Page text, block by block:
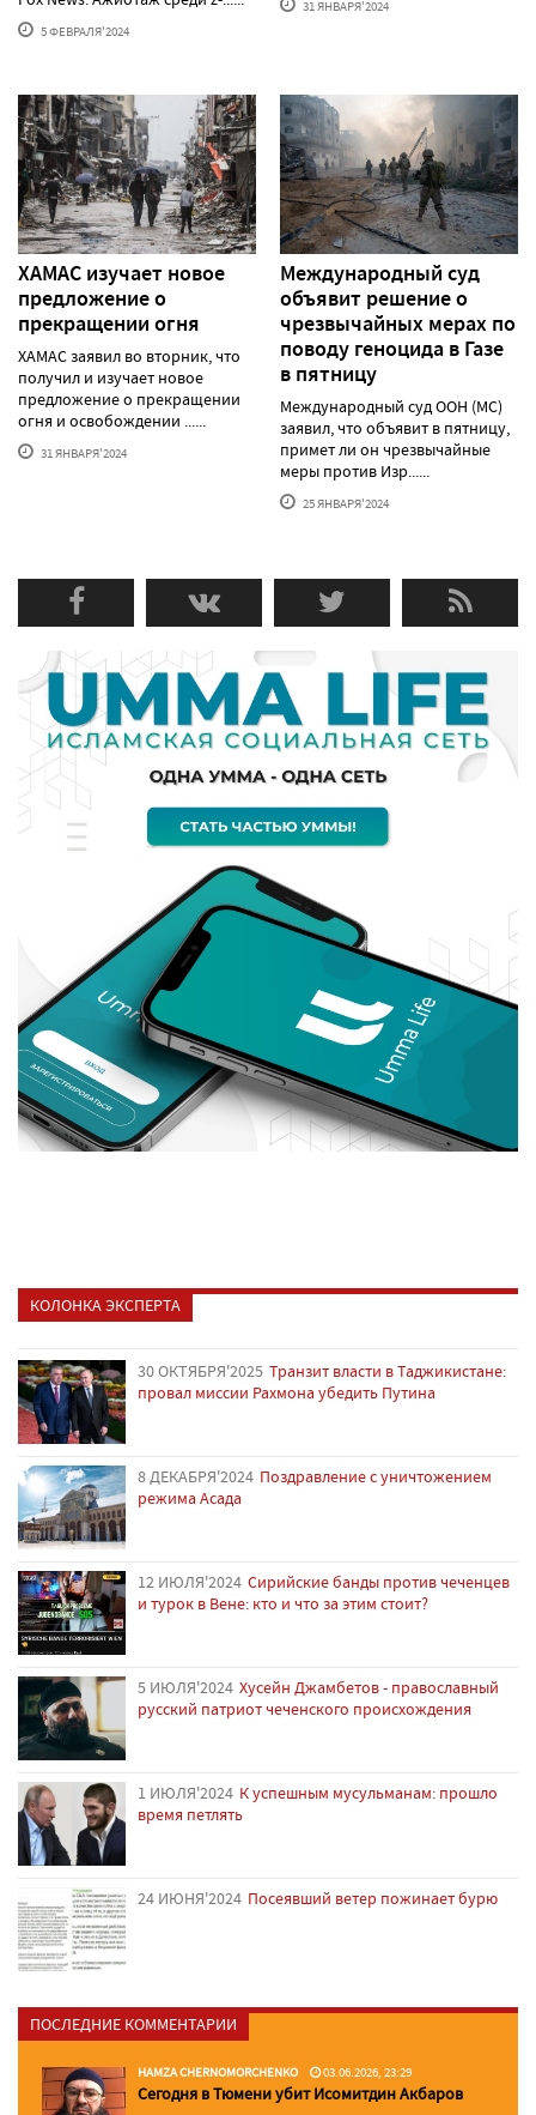
5 ФЕВРАЛЯ'2024
31 ЯНВАРЯ'2024
ХАМАС изучает новое
предложение о
прекращении огня
ХАМАС заявил во вторник, что
получил и изучает новое
предложение о прекращении
огня и освобождении ......
31 ЯНВАРЯ'2024
Международный суд
объявит решение о
чрезвычайных мерах по
поводу геноцида в Газе
в пятницу
Международный суд ООН (МС)
заявил, что объявит в пятницу,
примет ли он чрезвычайные
меры против Изр......
25 ЯНВАРЯ'2024
КОЛОНКА ЭКСПЕРТА
30 ОКТЯБРЯ'2025 Транзит власти в Таджикистане:
провал миссии Рахмона убедить Путина
8 ДЕКАБРЯ'2024 Поздравление с уничтожением
режима Асада
12 ИЮЛЯ'2024 Сирийские банды против чеченцев
и турок в Вене: кто и что за этим стоит?
5 ИЮЛЯ'2024 Хусейн Джамбетов - православный
русский патриот чеченского происхождения
1 ИЮЛЯ'2024 К успешным мусульманам: прошло
время петлять
24 ИЮНЯ'2024 Посеявший ветер пожинает бурю
ПОСЛЕДНИЕ КОММЕНТАРИИ
HAMZA CHERNOMORCHENKO 03.06.2026, 23:29
Сегодня в Тюмени убит Исомитдин Акбаров